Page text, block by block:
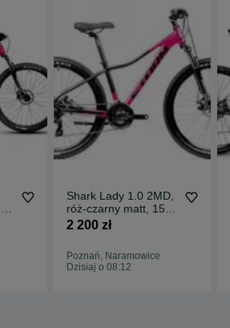
Shark Lady 1.0 2MD,
róż-czarny matt, 15"
(Obornicka 337,
2 200 zł
Poznań, Naramowice
Dzisiaj o 08:12